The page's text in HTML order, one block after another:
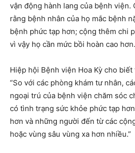
vận động hành lang của bệnh viện.
rằng bệnh nhân của họ mắc bệnh
bệnh phức tạp hơn; cộng thêm chi
vì vậy họ cần mức bồi hoàn cao hơn.
Hiệp hội Bệnh viện Hoa Kỳ cho
“So với các phòng khám tư nhân,
ngoại trú của bệnh viện chăm sóc
có tình trạng sức khỏe phức tạp
hơn và những người đến từ các
hoặc vùng sâu vùng xa hơn nhiều.”